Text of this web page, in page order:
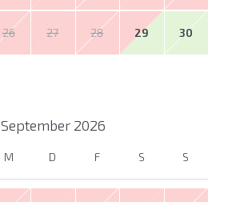
26 27 28 29 30
September 2026
M D F S S